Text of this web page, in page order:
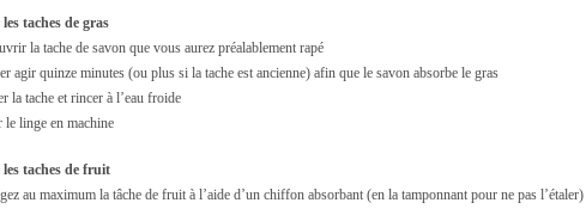
taches de gras
la tache de savon que vous aurez préalablement rapé
agir quinze minutes (ou plus si la tache est ancienne) afin que le savon absorbe le gras
la tache et rincer à l’eau froide
le linge en machine
taches de fruit
au maximum la tâche de fruit à l’aide d’un chiffon absorbant (en la tamponnant pour ne pas l’étaler)